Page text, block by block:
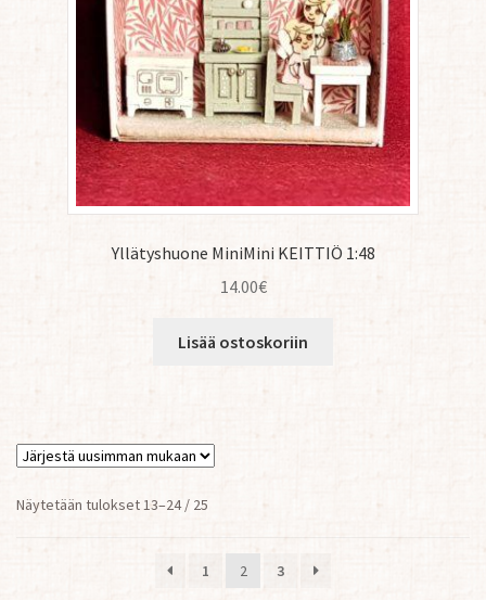
Yllätyshuone MiniMini KEITTIÖ 1:48
14.00€
Lisää ostoskoriin
Näytetään tulokset 13–24 / 25
latest
1
2 3